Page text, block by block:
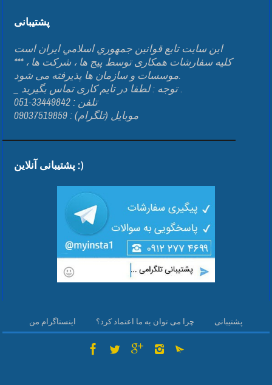
پشتیبانی
اين سايت تابع قوانين جمهوري اسلامي ايران است
*** کلیه سفارشات همکاری توسط پیج ها ، شرکت ها ،
موسسات و سازمان ها پذیرفته می شود.
_ توجه : لطفا در تایم کاری تماس بگیرید .
تلفن : 33449842-051
موبایل (تلگرام) : 09037519859
پشتیبانی آنلاین :)
اینستاگرام من چرا می توان به ما اعتماد کرد؟ پشتیبانی